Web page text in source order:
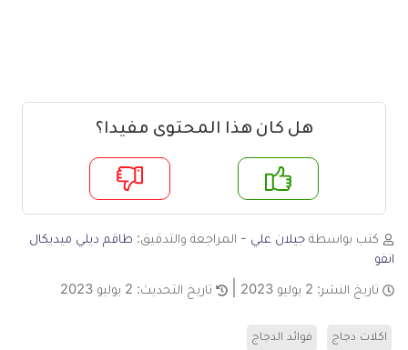
هل كان هذا المحتوى مفيدا؟
لا
كتب بواسطة جيلان علي - المراجعة والتدقيق: طاقم ديلي ميديكال
انفو
تاريخ النشر: 2 يوليو 2023 تاريخ التحديث: 2 يوليو 2023
اكلات دجاج فوائد الدجاج